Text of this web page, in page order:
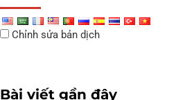
Chỉnh sửa bản dịch
Bài viết gần đây